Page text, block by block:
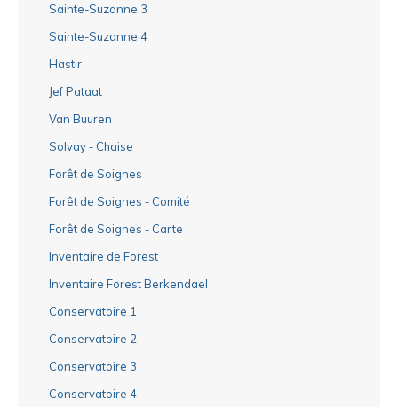
Sainte-Suzanne 3
Sainte-Suzanne 4
Hastir
Jef Pataat
Van Buuren
Solvay - Chaise
Forêt de Soignes
Forêt de Soignes - Comité
Forêt de Soignes - Carte
Inventaire de Forest
Inventaire Forest Berkendael
Conservatoire 1
Conservatoire 2
Conservatoire 3
Conservatoire 4